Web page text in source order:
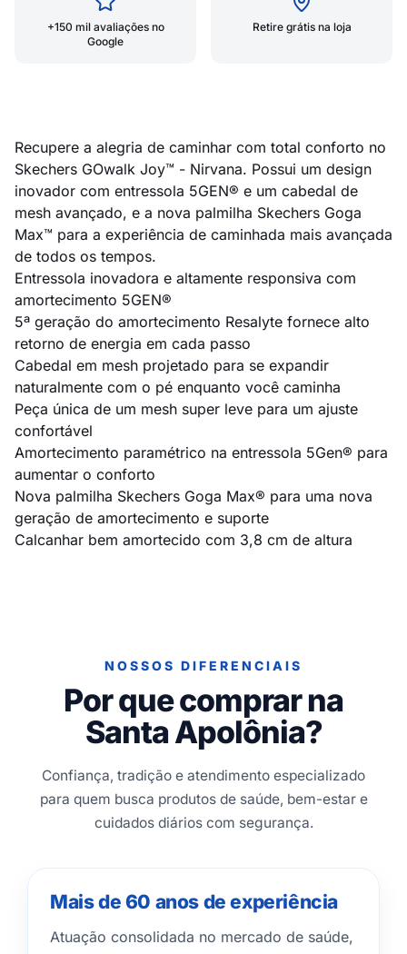
+150 mil avaliações no
Google
Retire grátis na loja
Recupere a alegria de caminhar com total conforto no
Skechers GOwalk Joy™ - Nirvana. Possui um design
inovador com entressola 5GEN® e um cabedal de
mesh avançado, e a nova palmilha Skechers Goga
Max™ para a experiência de caminhada mais avançada
de todos os tempos.
Entressola inovadora e altamente responsiva com
amortecimento 5GEN®
5ª geração do amortecimento Resalyte fornece alto
retorno de energia em cada passo
Cabedal em mesh projetado para se expandir
naturalmente com o pé enquanto você caminha
Peça única de um mesh super leve para um ajuste
confortável
Amortecimento paramétrico na entressola 5Gen® para
aumentar o conforto
Nova palmilha Skechers Goga Max® para uma nova
geração de amortecimento e suporte
Calcanhar bem amortecido com 3,8 cm de altura
NOSSOS DIFERENCIAIS
Por que comprar na
Santa Apolônia?
Confiança, tradição e atendimento especializado
para quem busca produtos de saúde, bem-estar e
cuidados diários com segurança.
Mais de 60 anos de experiência
Atuação consolidada no mercado de saúde,